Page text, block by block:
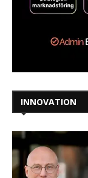
INNOVATION